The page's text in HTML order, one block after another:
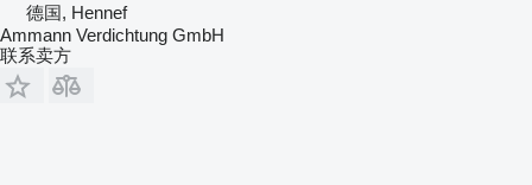
德国, Hennef
Ammann Verdichtung GmbH
联系卖方